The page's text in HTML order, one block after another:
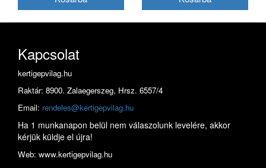
Kapcsolat
kertigepvilag.hu
Raktár: 8900. Zalaegerszeg, Hrsz. 6557/4
Email: rendeles@kertigepvilag.hu
Ha 1 munkanapon belül nem válaszolunk levelére, akkor
kérjük küldje el újra!
Web: www.kertigepvilag.hu